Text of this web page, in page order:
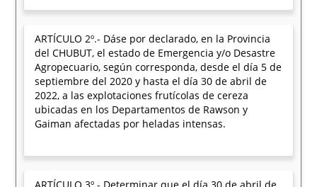
ARTÍCULO 2º.- Dáse por declarado, en la Provincia
del CHUBUT, el estado de Emergencia y/o Desastre
Agropecuario, según corresponda, desde el día 5 de
septiembre del 2020 y hasta el día 30 de abril de
2022, a las explotaciones frutícolas de cereza
ubicadas en los Departamentos de Rawson y
Gaiman afectadas por heladas intensas.